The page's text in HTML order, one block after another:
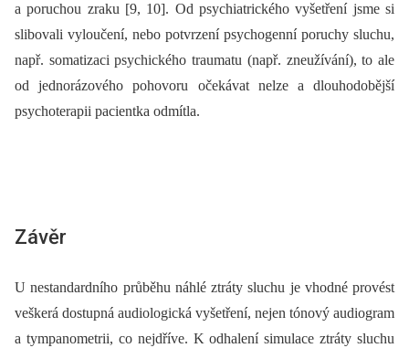
a poruchou zraku [9, 10]. Od psychiatrického vyšetření jsme si
slibovali vyloučení, nebo potvrzení psychogenní poruchy sluchu,
např. somatizaci psychického traumatu (např. zneužívání), to ale
od jednorázového pohovoru očekávat nelze a dlouhodobější
psychoterapii pacientka odmítla.
Závěr
U nestandardního průběhu náhlé ztráty sluchu je vhodné provést
veškerá dostupná audiologická vyšetření, nejen tónový audiogram
a tympanometrii, co nejdříve. K odhalení simulace ztráty sluchu